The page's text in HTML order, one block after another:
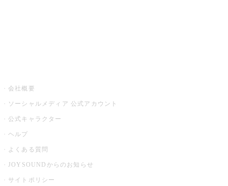
会社概要
ソーシャルメディア 公式アカウント
公式キャラクター
ヘルプ
よくある質問
JOYSOUNDからのお知らせ
サイトポリシー